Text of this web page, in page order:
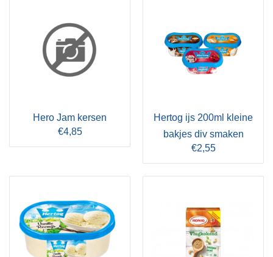
Hero Jam kersen
€4,85
Hertog ijs 200ml kleine
bakjes div smaken
€2,55